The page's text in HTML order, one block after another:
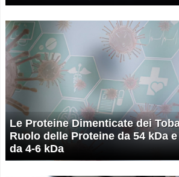
Le Proteine Dimenticate dei
Ruolo delle Proteine da 54 kDa
da 4-6 kDa